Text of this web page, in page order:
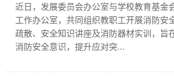
近日，发展委员会办公室与学校教育基金
工作办公室，共同组织教职工开展消防安
疏散、安全知识讲座及消防器材实训，旨
消防安全意识，提升应对突...